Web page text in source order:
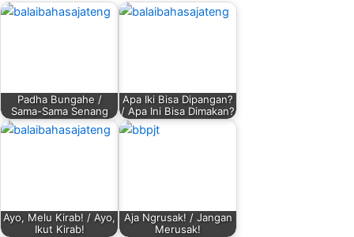
Padha Bungahe /
Sama-Sama Senang
Apa Iki Bisa Dipangan?
/ Apa Ini Bisa Dimakan?
Ayo, Melu Kirab! / Ayo,
Ikut Kirab!
Aja Ngrusak! / Jangan
Merusak!